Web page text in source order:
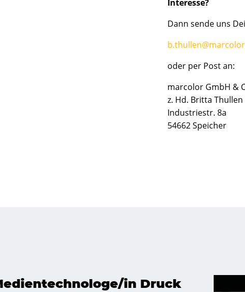
Interesse?
Dann sende uns
oder per Post an:
marcolor GmbH &
z. Hd. Britta Thullen
Industriestr. 8a
54662 Speicher
in Druck